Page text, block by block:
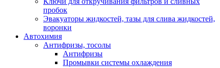
пробок
Эвакуаторы жидкостей, тазы для слива жидкостей,
воронки
Автохимия
Антифризы, тосолы
Антифризы
Промывки системы охлаждения